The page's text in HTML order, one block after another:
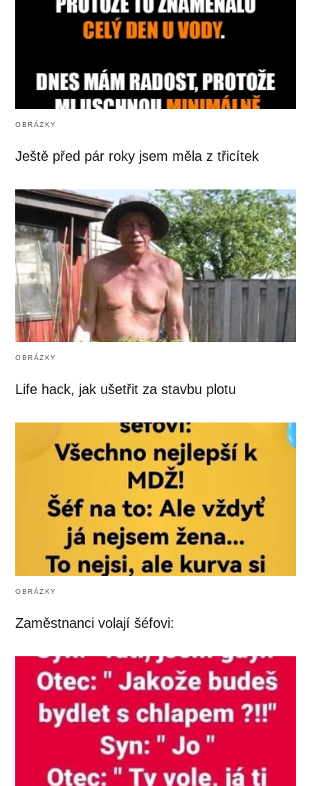
OBRÁZKY
Ještě před pár roky jsem měla z třicítek
OBRÁZKY
Life hack, jak ušetřit za stavbu plotu
OBRÁZKY
Zaměstnanci volají šéfovi: